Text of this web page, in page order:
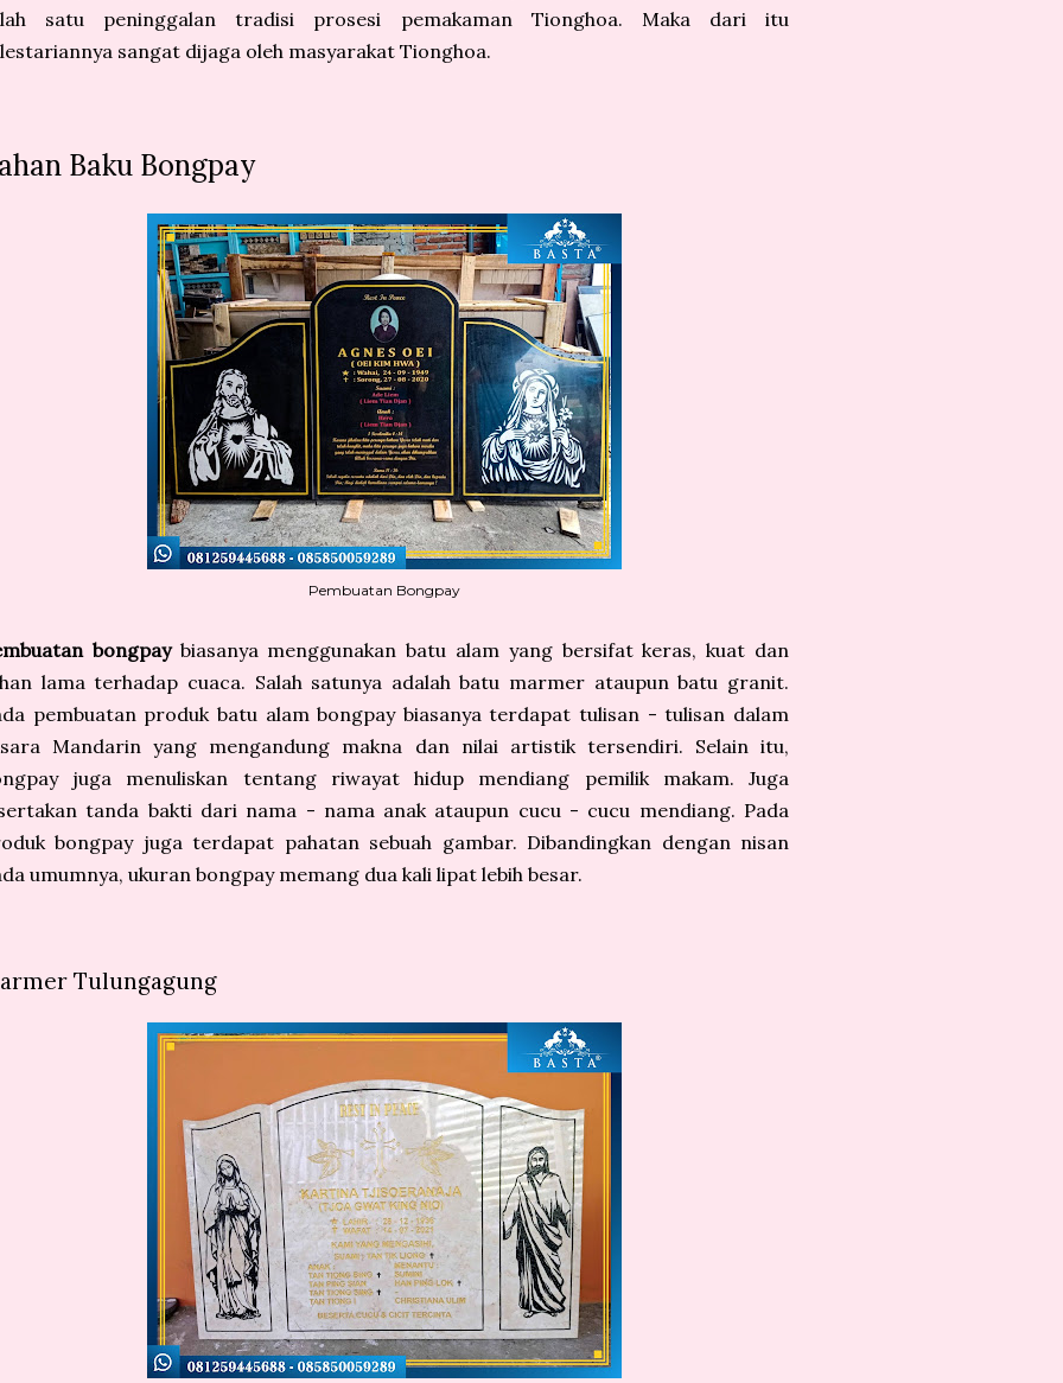
satu peninggalan tradisi prosesi pemakaman Tionghoa. Maka dari itu
sangat dijaga oleh masyarakat Tionghoa.
Baku Bongpay
Pembuatan Bongpay
bongpaybiasanya menggunakan batu alam yang bersifat keras, kuat dan
lama terhadap cuaca. Salah satunya adalah batu marmer ataupun batu granit.
pembuatan produk batu alam bongpay biasanya terdapat tulisan - tulisan dalam
Mandarin yang mengandung makna dan nilai artistik tersendiri. Selain itu,
juga menuliskan tentang riwayat hidup mendiang pemilik makam. Juga
tanda bakti dari nama - nama anak ataupun cucu - cucu mendiang. Pada
bongpay juga terdapat pahatan sebuah gambar. Dibandingkan dengan nisan
umumnya, ukuran bongpay memang dua kali lipat lebih besar.
Tulungagung